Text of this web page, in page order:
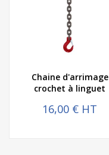
Chaine d'arrimage
crochet à linguet
16,00 € HT